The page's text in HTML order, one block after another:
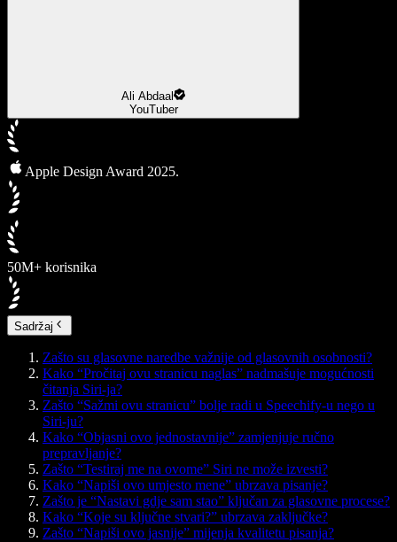
Ali Abdaal
YouTuber
Apple Design Award 2025.
50M+ korisnika
Sadržaj
Zašto su glasovne naredbe važnije od glasovnih osobnosti?
Kako “Pročitaj ovu stranicu naglas” nadmašuje mogućnosti
čitanja Siri-ja?
Zašto “Sažmi ovu stranicu” bolje radi u Speechify-u nego u
Siri-ju?
Kako “Objasni ovo jednostavnije” zamjenjuje ručno
prepravljanje?
Zašto “Testiraj me na ovome” Siri ne može izvesti?
Kako “Napiši ovo umjesto mene” ubrzava pisanje?
Zašto je “Nastavi gdje sam stao” ključan za glasovne procese?
Kako “Koje su ključne stvari?” ubrzava zaključke?
Zašto “Napiši ovo jasnije” mijenja kvalitetu pisanja?